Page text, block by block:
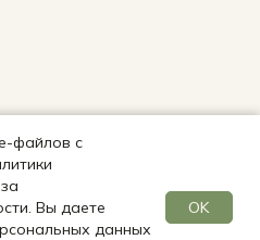
файлов с
Вы даете
данных
OK